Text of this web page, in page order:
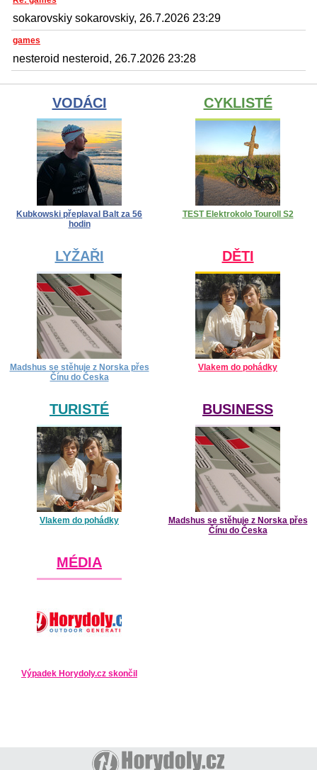
sokarovskiy sokarovskiy, 26.7.2026 23:29
games
nesteroid nesteroid, 26.7.2026 23:28
VODÁCI
Kubkowski přeplaval Balt za 56
hodin
CYKLISTÉ
TEST Elektrokolo Touroll S2
LYŽAŘI
Madshus se stěhuje z Norska přes
Čínu do Česka
DĚTI
Vlakem do pohádky
TURISTÉ
Vlakem do pohádky
BUSINESS
Madshus se stěhuje z Norska přes
Čínu do Česka
MÉDIA
Výpadek Horydoly.cz skončil